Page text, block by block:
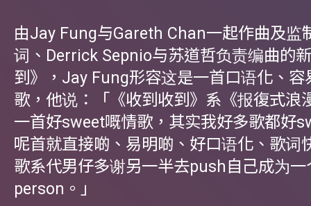
由Jay Fung与Gareth Chan一起作曲及监
词、Derrick Sepnio与苏道哲负责编曲的
到》，Jay Fung形容这是一首口语化、容
歌，他说：「《收到收到》系《报復式浪
一首好sweet嘅情歌，其实我好多歌都好
呢首就直接啲、易明啲、好口语化、歌词
歌系代男仔多谢另一半去push自己成为
person。」